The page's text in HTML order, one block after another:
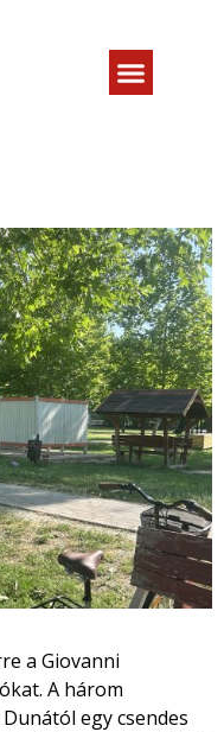
a Giovanni
A három
egy csendes